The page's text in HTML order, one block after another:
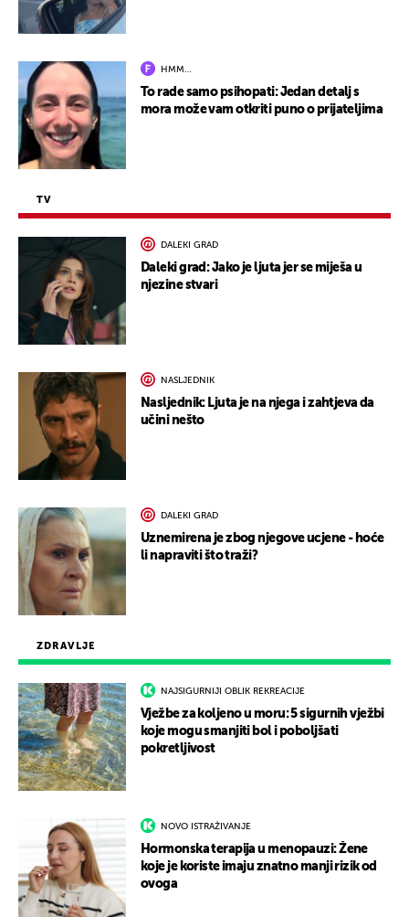
ZDRAVLJE
NAJSIGURNIJI OBLIK REKREACIJE
Vježbe za koljeno u moru: 5 sigurnih vježbi
koje mogu smanjiti bol i poboljšati
pokretljivost
NOVO ISTRAŽIVANJE
Hormonska terapija u menopauzi: Žene
koje je koriste imaju znatno manji rizik od
ovoga
HMM…
To rade samo psihopati: Jedan detalj s
mora može vam otkriti puno o prijateljima
TV
DALEKI GRAD
Daleki grad: Jako je ljuta jer se miješa u
njezine stvari
NASLJEDNIK
Nasljednik: Ljuta je na njega i zahtjeva da
učini nešto
DALEKI GRAD
Uznemirena je zbog njegove ucjene - hoće
li napraviti što traži?